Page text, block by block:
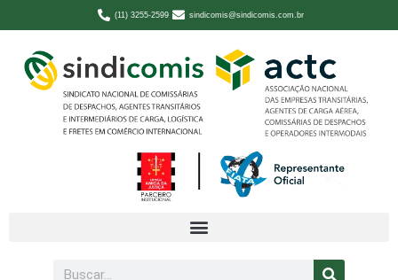
(11) 3255-2599 sindicomis@sindicomis.com.br